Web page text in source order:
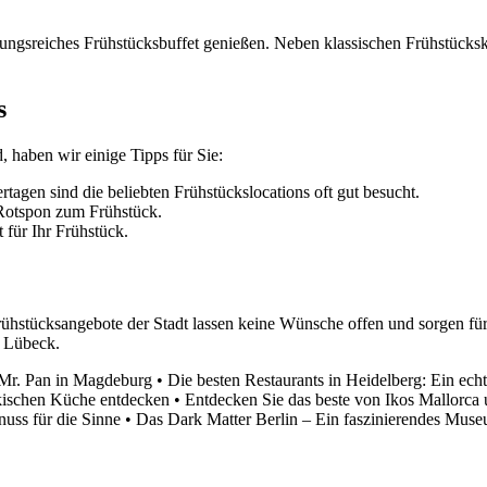
Frühstücksbuffet genießen. Neben klassischen
haben wir einige Tipps für Sie:
sind die beliebten Frühstückslocations oft gut besucht.
zum Frühstück.
für Ihr Frühstück.
der Stadt lassen keine Wünsche offen und sorgen
Pan in Magdeburg • Die besten Restaurants in Heidelberg: Ein
Küche entdecken • Entdecken Sie das beste von Ikos
für die Sinne • Das Dark Matter Berlin – Ein faszinierendes